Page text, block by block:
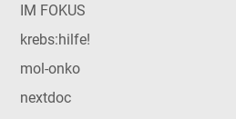
IM FOKUS
krebs:hilfe!
mol-onko
nextdoc